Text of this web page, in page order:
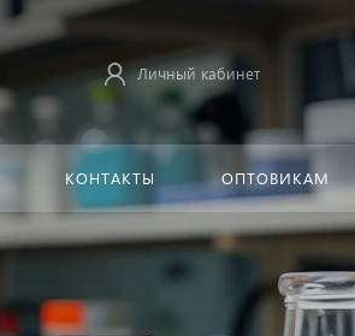
Личный кабинет
КОНТАКТЫ ОПТОВИКАМ